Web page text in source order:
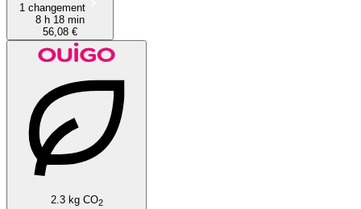
1 changement
8 h 18 min
56,08 €
2.3 kg CO2